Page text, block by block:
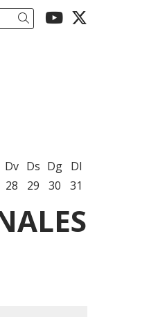
Link a
Cercar
Dv
28
Ds
29
Dg
30
Dl
31